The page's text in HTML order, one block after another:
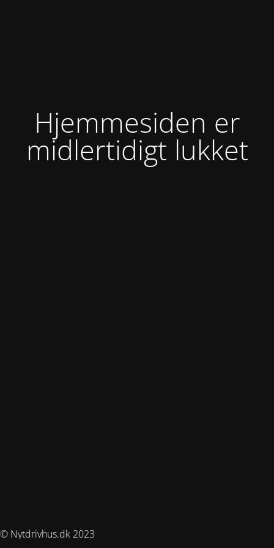
Hjemmesiden er
midlertidigt lukket
© Nytdrivhus.dk 2023